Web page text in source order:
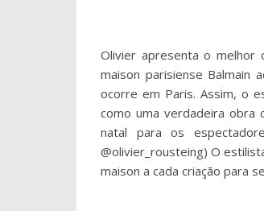
Olivier apresenta o melhor
maison parisiense Balmain
ocorre em Paris. Assim, o
como uma verdadeira obra
natal para os
@olivier_rousteing) O
maison a cada criação para